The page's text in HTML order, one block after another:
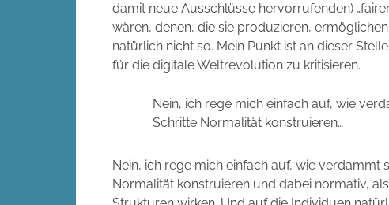
damit neue Ausschlüsse hervorrufenden)
wären, denen, die sie produzieren,
natürlich nicht so. Mein Punkt ist an dieser
für die digitale Weltrevolution zu kritisieren.
Nein, ich rege mich einfach auf, wie
Schritte Normalität konstruieren…
Nein, ich rege mich einfach auf, wie verdammt
Normalität konstruieren und dabei normativ,